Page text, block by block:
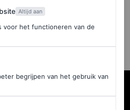
TURNERAltijd aan
voor het functioneren van de
begrijpen van het gebruik van